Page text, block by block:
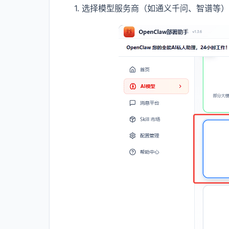
1. 选择模型服务商（如通义千问、智谱等